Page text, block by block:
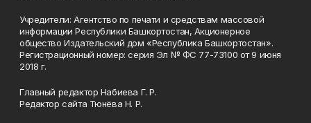
Учредители: Агентство по печати и средствам массовой
информации Республики Башкортостан, Акционерное
общество Издательский дом «Республика Башкортостан».
Регистрационный номер: серия Эл № ФС 77-73100 от 9 июня
2018 г.
Главный редактор Набиева Г. Р.
Редактор сайта Тюнёва Н. Р.